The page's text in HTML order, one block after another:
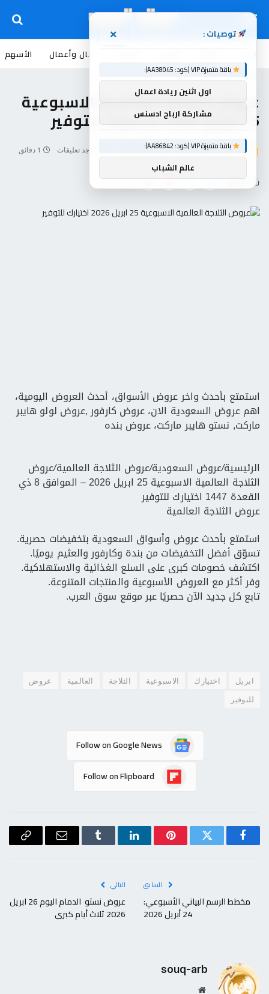
اخبار أسواق عروض منوعات مال وأعمال الأسهم
عروض
عروض الثلاجة العالمية الاسبوعية
25 ابريل 2026 اختيارك للتوفير
بواسطة souq-arb أبريل 25, 2026 لا توجد تعليقات 1 دقائق
شاركها
استمتع بأحدث واخر عروض الأسواق، أحدث العروض اليومية،
اهم عروض السعودية الان، عروض كارفور ,عروض لولو هايبر
ماركت, نستو هايبر ماركت، عروض بنده
الرئيسية/عروض السعودية/عروض الثلاجة العالمية/عروض
الثلاجة العالمية الاسبوعية 25 ابريل 2026 – الموافق 8 ذي
القعدة 1447 اختيارك للتوفير
عروض الثلاجة العالمية
استمتع بأحدث عروض وأسواق السعودية بتخفيضات حصرية.
تسوّق أفضل التخفيضات من بندة وكارفور والعثيم يوميًا.
اكتشف خصومات كبرى على السلع الغذائية والاستهلاكية.
وفر أكثر مع العروض الأسبوعية والمنتجات المتنوعة.
تابع كل جديد الآن حصريًا عبر موقع سوق العرب.
ابريل اختيارك الاسبوعية الثلاجة العالمية
عروض
للتوفير
Follow on Google News
Follow on Flipboard
فيسبوكتويتر بينتيريستلينكدإن Tumblr البريد
Copy
السابق
مخطط الرسم البياني الأسبوعي:
24 أبريل 2026
التالي
عروض نستو الدمام اليوم 26 ابريل
2026 ثلاث أيام كبرى
souq-arb
موقع
توصيات : ×
باقة متميزة VIP (كود: AA38045):
اول اثنين ريادة اعمال
مشاركة ارباح ادسنس
باقة متميزة VIP (كود: AA86842):
عالم الشباب